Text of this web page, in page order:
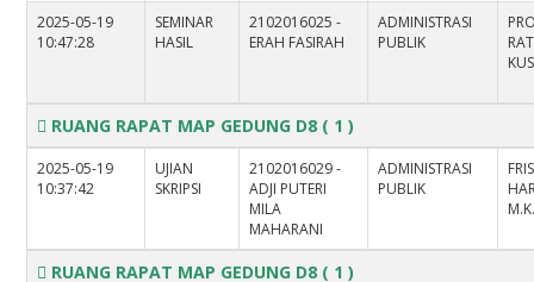
2025-05-19
10:47:28
SEMINAR
HASIL
2102016025 -
ERAH FASIRAH
ADMINISTRASI
PUBLIK
RUANG RAPAT MAP GEDUNG D8 ( 1 )
2025-05-19
10:37:42
UJIAN
SKRIPSI
2102016029 -
ADJI PUTERI
MILA
MAHARANI
ADMINISTRASI
PUBLIK
RUANG RAPAT MAP GEDUNG D8 ( 1 )